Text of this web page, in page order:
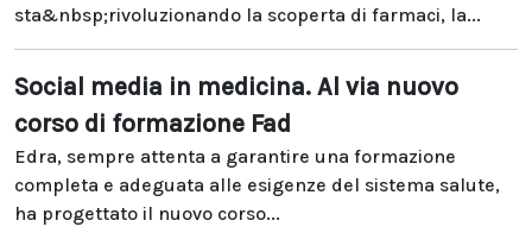
sta&nbsp;rivoluzionando la scoperta di farmaci, la...
Social media in medicina. Al via nuovo
corso di formazione Fad
Edra, sempre attenta a garantire una formazione
completa e adeguata alle esigenze del sistema salute,
ha progettato il nuovo corso...